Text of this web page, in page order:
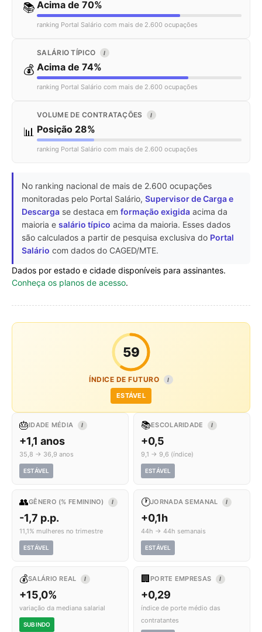
📚 Acima de 70%
ranking Portal Salário com mais de 2.600 ocupações
💰
SALÁRIO TÍPICO I
Acima de 74%
ranking Portal Salário com mais de 2.600 ocupações
📊
VOLUME DE CONTRATAÇÕES I
Posição 28%
ranking Portal Salário com mais de 2.600 ocupações
No ranking nacional de mais de 2.600 ocupações
monitoradas pelo Portal Salário, Supervisor de Carga e
Descarga se destaca em formação exigida acima da
maioria e salário típico acima da maioria. Esses dados
são calculados a partir de pesquisa exclusiva do Portal
Salário com dados do CAGED/MTE.
Dados por estado e cidade disponíveis para assinantes.
Conheça os planos de acesso.
59
ÍNDICE DE FUTURO I
ESTÁVEL
🎂IDADE MÉDIA I
+1,1 anos
35,8 → 36,9 anos
ESTÁVEL
📚ESCOLARIDADE I
+0,5
9,1 → 9,6 (índice)
ESTÁVEL
👥GÊNERO (% FEMININO) I
-1,7 p.p.
11,1% mulheres no trimestre
ESTÁVEL
🕐JORNADA SEMANAL I
+0,1h
44h → 44h semanais
ESTÁVEL
💰SALÁRIO REAL I
+15,0%
variação da mediana salarial
SUBINDO
🏢 PORTE EMPRESAS I
+0,29
índice de porte médio das
contratantes